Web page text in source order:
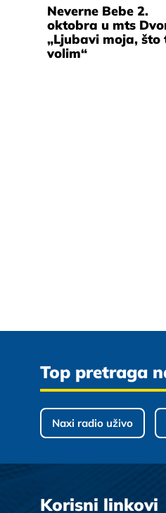
Neverne Bebe 2.
oktobra u mts
„Ljubavi moja, što
volim“
Top pretraga
Naxi radio uživo
Korisni linkovi